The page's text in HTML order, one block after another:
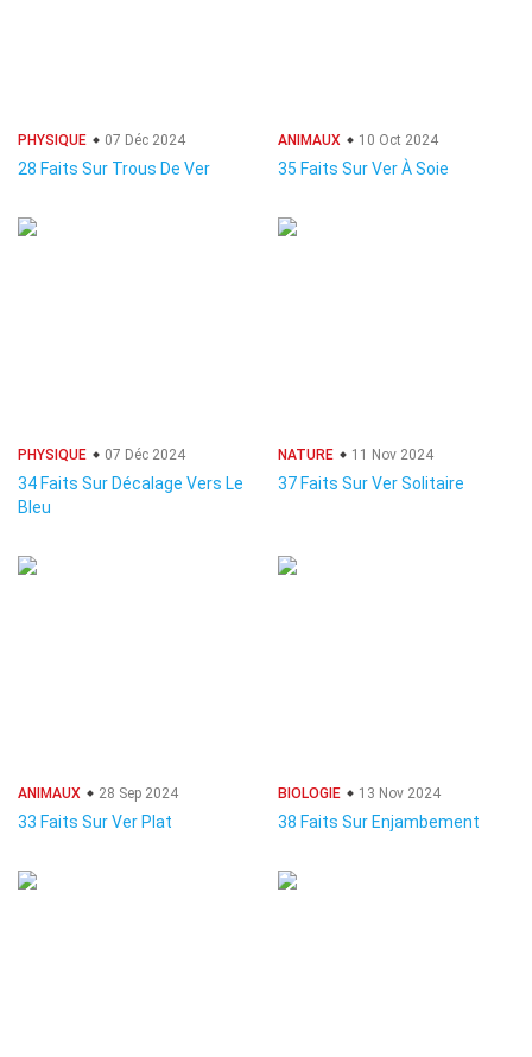
PHYSIQUE 07 Déc 2024
28 Faits Sur Trous De Ver
ANIMAUX 10 Oct 2024
35 Faits Sur Ver À Soie
PHYSIQUE 07 Déc 2024
34 Faits Sur Décalage Vers Le
Bleu
NATURE 11 Nov 2024
37 Faits Sur Ver Solitaire
ANIMAUX 28 Sep 2024
33 Faits Sur Ver Plat
BIOLOGIE 13 Nov 2024
38 Faits Sur Enjambement